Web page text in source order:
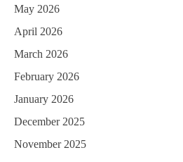
May 2026
April 2026
March 2026
February 2026
January 2026
December 2025
November 2025